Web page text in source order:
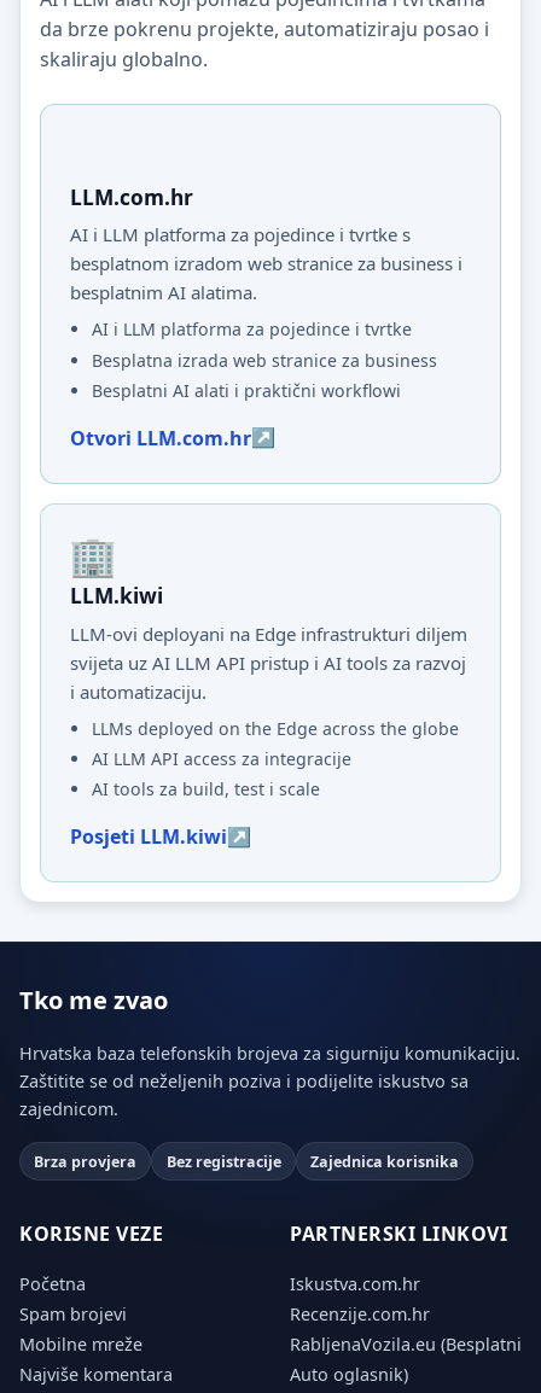
da brze pokrenu projekte, automatiziraju posao i
skaliraju globalno.
LLM.com.hr
AI i LLM platforma za pojedince i tvrtke s
besplatnom izradom web stranice za business i
besplatnim AI alatima.
AI i LLM platforma za pojedince i tvrtke
Besplatna izrada web stranice za business
Besplatni AI alati i praktični workflowi
Otvori LLM.com.hr
LLM.kiwi
LLM-ovi deployani na Edge infrastrukturi diljem
svijeta uz AI LLM API pristup i AI tools za razvoj
i automatizaciju.
LLMs deployed on the Edge across the globe
AI LLM API access za integracije
AI tools za build, test i scale
Posjeti LLM.kiwi
Tko me zvao
Hrvatska baza telefonskih brojeva za sigurniju komunikaciju.
Zaštitite se od neželjenih poziva i podijelite iskustvo sa
zajednicom.
Brza provjera Bez registracije Zajednica korisnika
KORISNE VEZE
Početna
Spam brojevi
Mobilne mreže
Najviše komentara
PARTNERSKI LINKOVI
Iskustva.com.hr
Recenzije.com.hr
RabljenaVozila.eu (Besplatni
Auto oglasnik)